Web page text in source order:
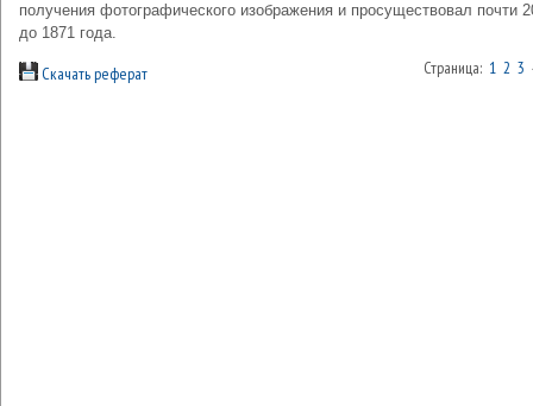
получения фотографического изображения и просуществовал почти
до 1871 года.
Скачать реферат Страница: 1 2 3